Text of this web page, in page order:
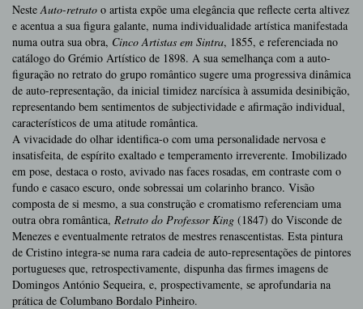
Neste Auto-retrato o artista expõe uma elegância que reflecte certa altivez
e acentua a sua figura galante, numa individualidade artística manifestada
numa outra sua obra, Cinco Artistas em Sintra, 1855, e referenciada no
catálogo do Grémio Artístico de 1898. A sua semelhança com a auto-
figuração no retrato do grupo romântico sugere uma progressiva dinâmica
de auto-representação, da inicial timidez narcísica à assumida desinibição,
representando bem sentimentos de subjectividade e afirmação individual,
característicos de uma atitude romântica.
A vivacidade do olhar identifica-o com uma personalidade nervosa e
insatisfeita, de espírito exaltado e temperamento irreverente. Imobilizado
em pose, destaca o rosto, avivado nas faces rosadas, em contraste com o
fundo e casaco escuro, onde sobressai um colarinho branco. Visão
composta de si mesmo, a sua construção e cromatismo referenciam uma
outra obra romântica, Retrato do Professor King (1847) do Visconde de
Menezes e eventualmente retratos de mestres renascentistas. Esta pintura
de Cristino integra-se numa rara cadeia de auto-representações de pintores
portugueses que, retrospectivamente, dispunha das firmes imagens de
Domingos António Sequeira, e, prospectivamente, se aprofundaria na
prática de Columbano Bordalo Pinheiro.